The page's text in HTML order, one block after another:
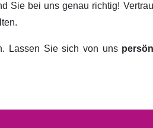
Sie bei uns genau richtig!
Lassen Sie sich von uns